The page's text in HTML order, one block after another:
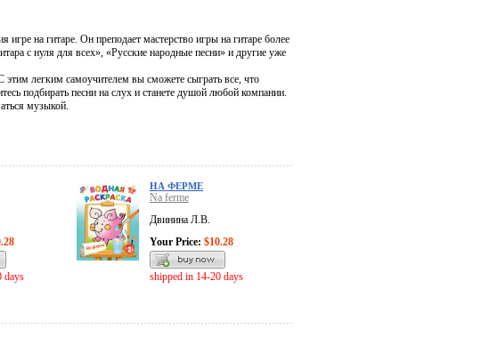
на гитаре. Он преподает мастерство игры на гитаре более
с нуля для всех», «Русские народные песни» и другие уже
легким самоучителем вы сможете сыграть все, что
подбирать песни на слух и станете душой любой компании.
музыкой.
days
НА ФЕРМЕ
Na ferme
Двинина Л.В.
Your Price: $10.28
shipped in 14-20 days